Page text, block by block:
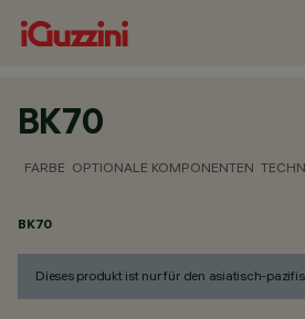
BK70
FARBE OPTIONALE KOMPONENTEN
BK70
Dieses produkt ist nur für den asiatisch-